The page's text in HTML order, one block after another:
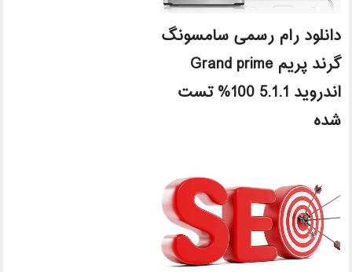
دانلود رام رسمی سامسونگ
گرند پریم Grand prime
اندروید 5.1.1 100% تست
شده